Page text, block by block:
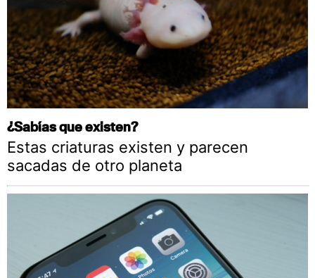
¿Sabías que existen?
Estas criaturas existen y parecen
sacadas de otro planeta